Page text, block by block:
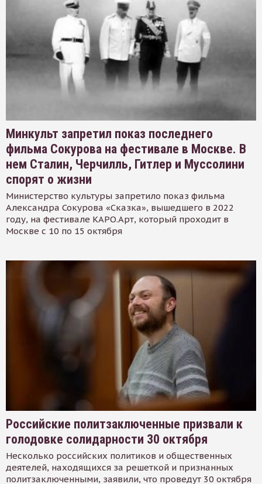
Минкульт запретил показ последнего
фильма Сокурова на фестивале в Москве. В
нем Сталин, Черчилль, Гитлер и Муссолини
спорят о жизни
Министерство культуры запретило показ фильма
Александра Сокурова «Сказка», вышедшего в 2022
году, на фестивале КАРО.Арт, который проходит в
Москве с 10 по 15 октября
Российские политзаключенные призвали к
голодовке солидарности 30 октября
Несколько российских политиков и общественных
деятелей, находящихся за решеткой и признанных
политзаключенными, заявили, что проведут 30 октября